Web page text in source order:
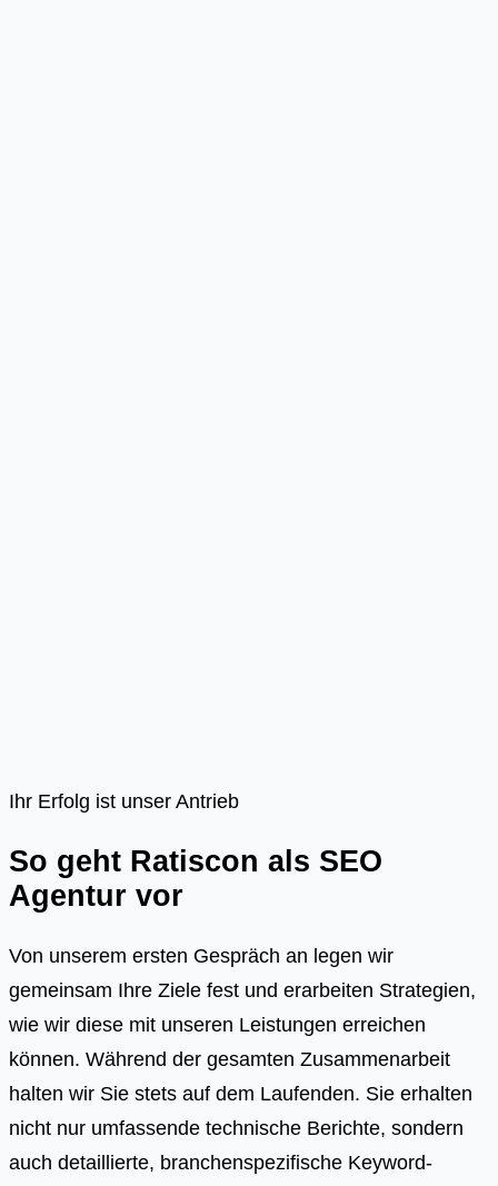
Ihr Erfolg ist unser Antrieb
So geht Ratiscon als SEO
Agentur vor
Von unserem ersten Gespräch an legen wir
gemeinsam Ihre Ziele fest und erarbeiten Strategien,
wie wir diese mit unseren Leistungen erreichen
können. Während der gesamten Zusammenarbeit
halten wir Sie stets auf dem Laufenden. Sie erhalten
nicht nur umfassende technische Berichte, sondern
auch detaillierte, branchenspezifische Keyword-